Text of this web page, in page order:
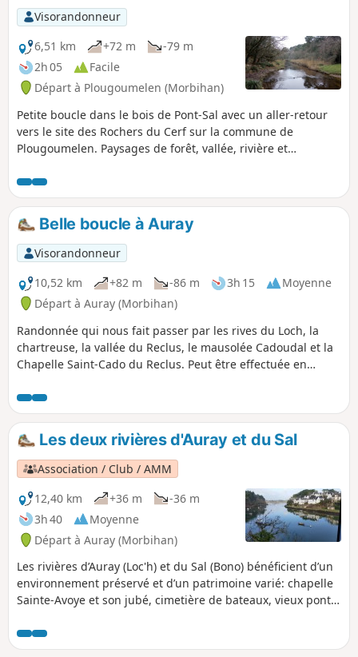
Visorandonneur
6,51 km
+72 m
-79 m
2h 05
Facile
Départ à Plougoumelen (Morbihan)
Petite boucle dans le bois de Pont-Sal avec un aller-retour
vers le site des Rochers du Cerf sur la commune de
Plougoumelen. Paysages de forêt, vallée, rivière et
saison.
Belle boucle à Auray
Visorandonneur
10,52 km
+82 m -86 m 3h 15
Moyenne
Départ à Auray (Morbihan)
Randonnée qui nous fait passer par les rives du Loch, la
chartreuse, la vallée du Reclus, le mausolée Cadoudal et la
Chapelle Saint-Cado du Reclus. Peut être effectuée en
Les deux rivières d'Auray et du Sal
Association / Club / AMM
12,40 km
+36 m
-36 m
3h 40
Moyenne
Départ à Auray (Morbihan)
Les rivières d’Auray (Loc'h) et du Sal (Bono) bénéficient d’un
environnement préservé et d’un patrimoine varié: chapelle
Sainte-Avoye et son jubé, cimetière de bateaux, vieux pont